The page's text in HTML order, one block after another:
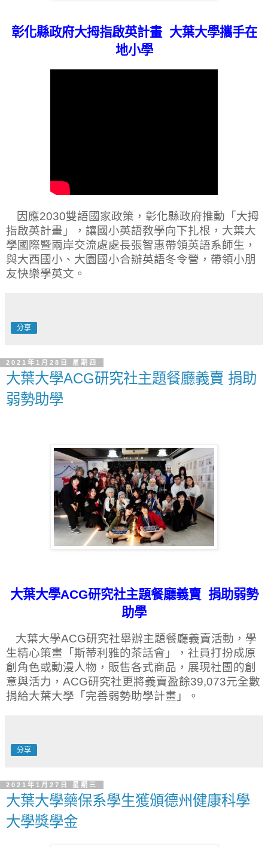
彰化縣政府大拇指啟英計畫 大葉大學攜手在
地小學
因應2030雙語國家政策，彰化縣政府推動「大拇
指啟英計畫」，讓國小英語教學向下扎根，大葉大
學國際暨兩岸交流處處長張智惠帶領英語系師生，
與大西國小、大園國小合辦英語冬令營，帶領小朋
友快樂學英文。
分享
2021年1月28日 星期四
大葉大學ACG研究社主題餐廳義賣 捐助
弱勢助學
大葉大學ACG研究社主題餐廳義賣 捐助弱勢
助學
大葉大學ACG研究社舉辦主題餐廳義賣活動，學
生精心策畫「斯蒂利雅的茶話會」，社員打扮成原
創角色或動漫人物，販售各式商品，展現社團的創
意與活力， ACG研究社更將義賣盈餘39,073元全數
捐給大葉大學「完善弱勢助學計畫」。
分享
2021年1月27日 星期三
大葉大學藥保系學生獲頒德州健康科學
大學獎學金